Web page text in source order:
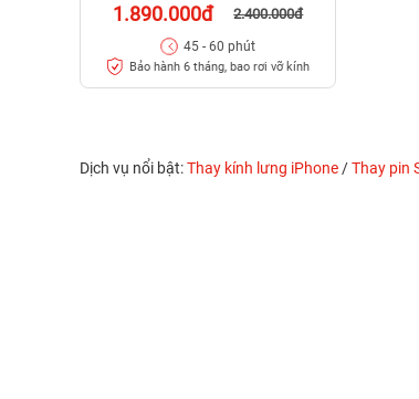
1.890.000đ 2.400.000đ
45 - 60 phút
Bảo hành 6 tháng, bao rơi vỡ kính
Dịch vụ nổi bật:Thay kính lưng iPhone /Thay pin